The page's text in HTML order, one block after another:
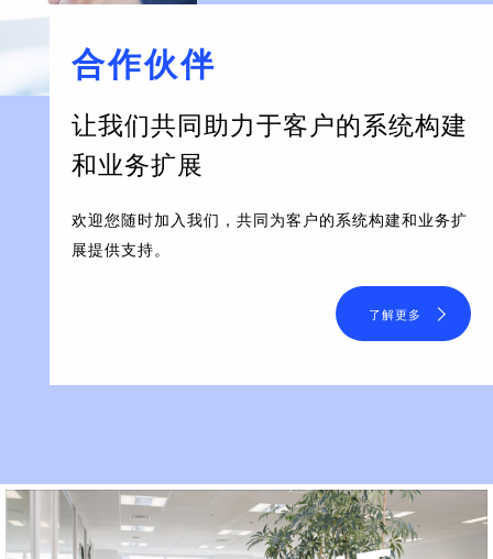
合作伙伴
让我们共同助力于客户的系统构建
和业务扩展
欢迎您随时加入我们，共同为客户的系统构建和业务扩
展提供支持。
了解更多